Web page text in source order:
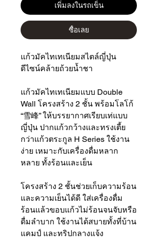
เพิ่มลงในรถเข็น
ซื้อเลย
แก้วมัคไทเทเนียมสไตล์ญี่ปุ่น
ดีไซน์คล้ายถ้วยน้ำชา
แก้วมัคไทเทเนียมแบบ Double
Wall โครงสร้าง 2 ชั้น พร้อมโลโก้
“雪峰” ให้บรรยากาศเรียบเท่แบบ
ญี่ปุ่น ปากแก้วกว้างและทรงเตี้ย
กว่าแก้วตระกูล H Series ใช้งาน
ง่าย เหมาะกับเครื่องดื่มหลาก
หลาย ทั้งร้อนและเย็น
โครงสร้าง 2 ชั้นช่วยเก็บความร้อน
และความเย็นได้ดี ใส่เครื่องดื่ม
ร้อนแล้วขอบแก้วไม่ร้อนจนจับหรือ
ดื่มลำบาก ใช้งานได้สบายทั้งที่บ้าน
แคมป์ และทริปกลางแจ้ง